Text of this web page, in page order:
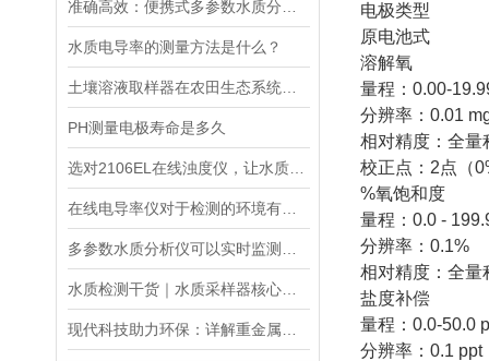
水质电导率的测量方法是什么？
PH测量电极寿命是多久
电极类型
原电池式
溶解氧
量程：0.00-
分辨率：0.01
相对精度：全量
校正点：2点（
%氧饱和度
量程：0.0 -
分辨率：0.1%
相对精度：全量
盐度补偿
量程：0.0-50.0
分辨率：0.1 ppt